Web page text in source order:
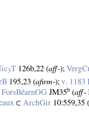
3T 126b,22 (aff‑);
195,23 (afirm‑);v. 1183
ForsBéarnOG JM35b (aff‑
⊂ ArchGir 10:559,35